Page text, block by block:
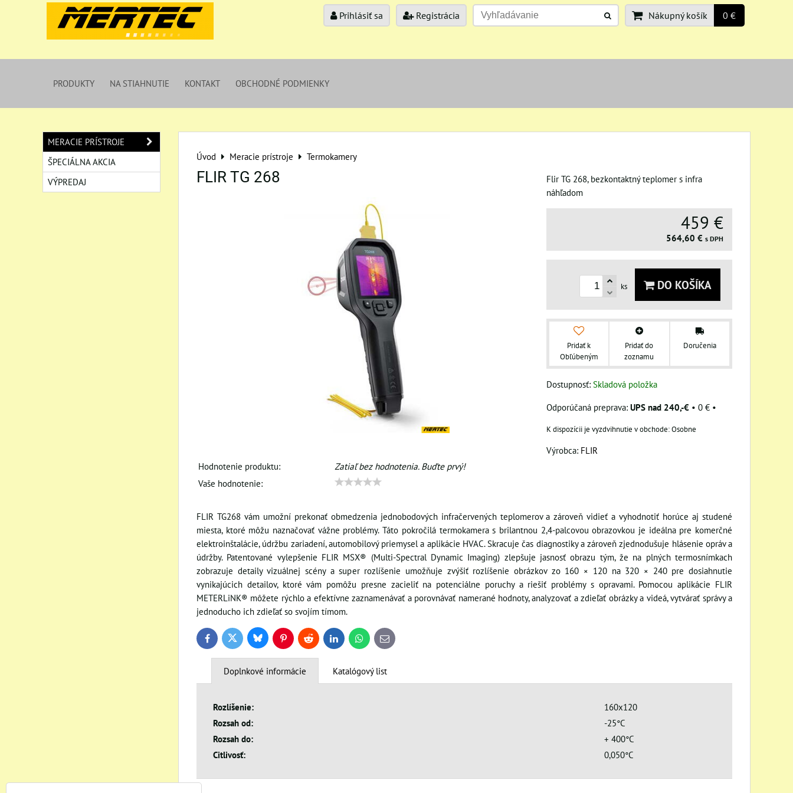
Prihlásiť sa Registrácia Nákupný košík 0 €
PRODUKTY NA STIAHNUTIE KONTAKT OBCHODNÉ PODMIENKY
Úvod Meracie prístroje Termokamery
FLIR TG 268
Hodnotenie produktu:
Zatiaľ bez hodnotenia. Buďte prvý!
Vaše hodnotenie:
Flir TG 268, bezkontaktný teplomer s infra
náhľadom
459 €
564,60 € s DPH
ks DO KOŠÍKA
Pridať k
Obľúbeným
Pridať do
zoznamu
Doručenia
Dostupnosť: Skladová položka
UPS nad 240,-€ • 0 € •
Osobne
Výrobca: FLIR
FLIR TG268 vám umožní prekonať obmedzenia jednobodových infračervených teplomerov a zároveň vidieť a vyhodnotiť horúce aj studené
miesta, ktoré môžu naznačovať vážne problémy. Táto pokročilá termokamera s brilantnou 2,4-palcovou obrazovkou je ideálna pre komerčné
elektroinštalácie, údržbu zariadení, automobilový priemysel a aplikácie HVAC. Skracuje čas diagnostiky a zároveň zjednodušuje hlásenie opráv a
údržby. Patentované vylepšenie FLIR MSX® (Multi-Spectral Dynamic Imaging) zlepšuje jasnosť obrazu tým, že na plných termosnímkach
zobrazuje detaily vizuálnej scény a super rozlíšenie umožňuje zvýšiť rozlíšenie obrázkov zo 160 × 120 na 320 × 240 pre dosiahnutie
vynikajúcich detailov, ktoré vám pomôžu presne zacieliť na potenciálne poruchy a riešiť problémy s opravami. Pomocou aplikácie FLIR
METERLiNK® môžete rýchlo a efektívne zaznamenávať a porovnávať namerané hodnoty, analyzovať a zdieľať obrázky a videá, vytvárať správy a
jednoducho ich zdieľať so svojím tímom.
FacebookTwitter BlueskyPinterestReddit LinkedInWhatsApp
E-
mail
Doplnkové informácie Katalógový list
Rozlíšenie:
160x120
Rozsah od:
-25°C
Rozsah do:
+ 400°C
Citlivosť:
0,050°C
MERACIE PRÍSTROJE
ŠPECIÁLNA AKCIA
VÝPREDAJ